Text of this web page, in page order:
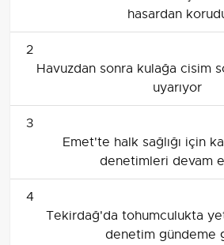
hasardan
2
Havuzdan sonra kulağa cisim
uyarıyor
3
Emet'te halk sağlığı için
denetimleri devam
4
Tekirdağ'da tohumculukta
denetim gündeme